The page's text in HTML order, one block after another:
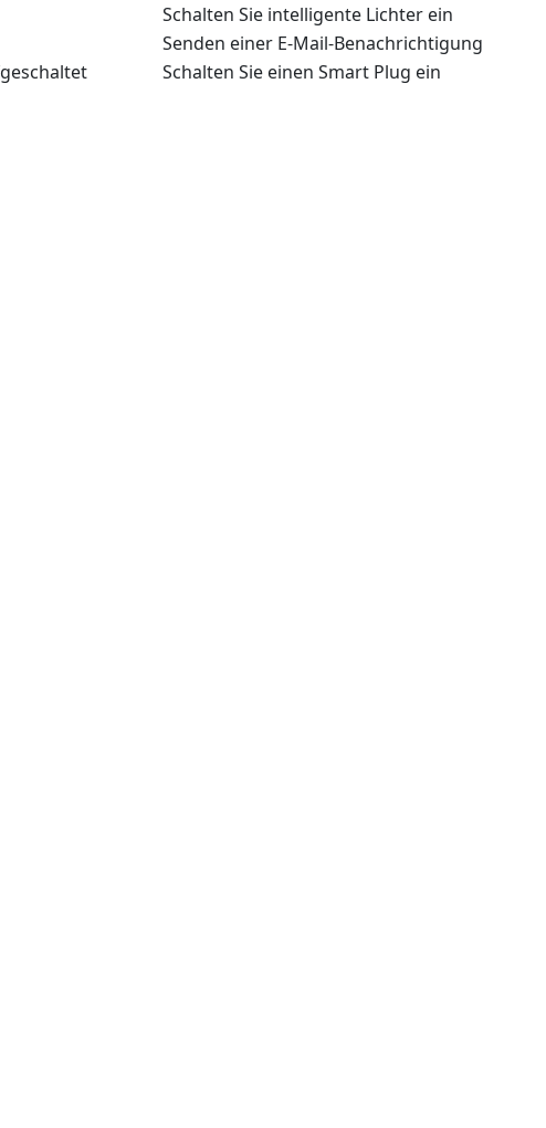
Schalten Sie intelligente Lichter ein
Senden einer E-Mail-Benachrichtigung
Schalten Sie einen Smart Plug ein